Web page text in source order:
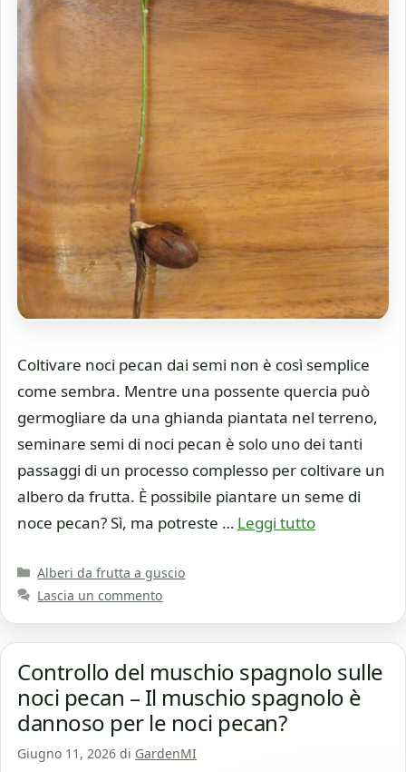
Coltivare noci pecan dai semi non è così semplice
come sembra. Mentre una possente quercia può
germogliare da una ghianda piantata nel terreno,
seminare semi di noci pecan è solo uno dei tanti
passaggi di un processo complesso per coltivare un
albero da frutta. È possibile piantare un seme di
noce pecan? Sì, ma potreste … Leggi tutto
Categorie
Alberi da frutta a guscio
Lascia un commento
Controllo del muschio spagnolo sulle
noci pecan – Il muschio spagnolo è
dannoso per le noci pecan?
Giugno 11, 2026 di GardenMI